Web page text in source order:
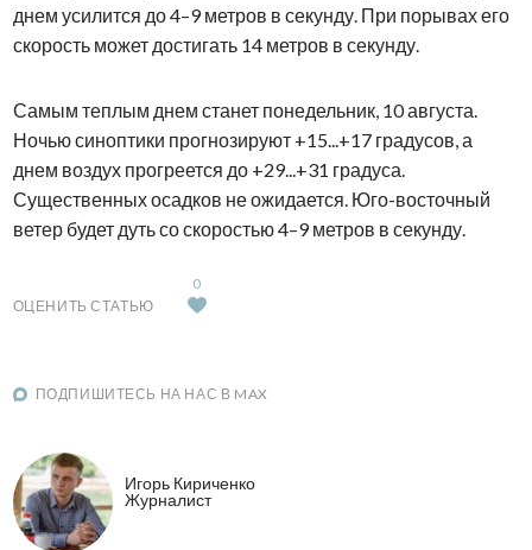
днем усилится до 4–9 метров в секунду. При порывах его
скорость может достигать 14 метров в секунду.
Самым теплым днем станет понедельник, 10 августа.
Ночью синоптики прогнозируют +15...+17 градусов, а
днем воздух прогреется до +29...+31 градуса.
Существенных осадков не ожидается. Юго-восточный
ветер будет дуть со скоростью 4–9 метров в секунду.
ОЦЕНИТЬ СТАТЬЮ
0
ПОДПИШИТЕСЬ НА НАС В MAX
Игорь Кириченко
Журналист